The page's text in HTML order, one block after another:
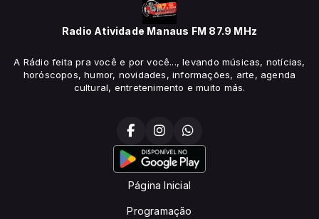
Radio Atividade Manaus FM 87.9 MHz
A Rádio feita pra você e por você..., levando músicas, notícias,
horóscopos, humor, novidades, informações, arte, agenda
cultural, entretenimento e muito más.
Página Inicial
Programação